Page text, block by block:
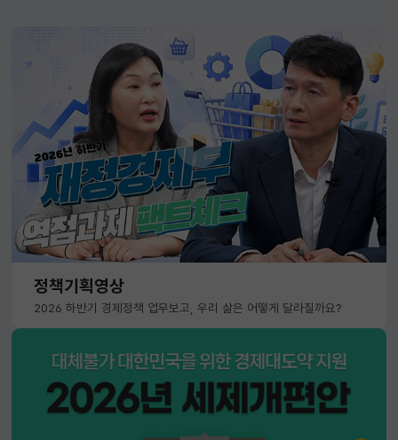
정책기획영상
2026 하반기 경제정책 업무보고, 우리 삶은 어떻게 달라질까요?